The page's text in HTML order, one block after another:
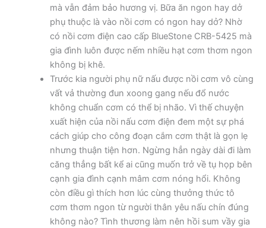
mà vẫn đảm bảo hương vị. Bữa ăn ngon hay dở
phụ thuộc là vào nồi cơm có ngon hay dở? Nhờ
có nồi cơm điện cao cấp BlueStone CRB-5425 mà
gia đình luôn được nếm nhiều hạt cơm thơm ngon
không bị khê.
Trước kia người phụ nữ nấu được nồi cơm vô cùng
vất vả thường đun xoong gang nếu đổ nước
không chuẩn cơm có thể bị nhão. Vì thế chuyện
xuất hiện của nồi nấu cơm điện đem một sự phá
cách giúp cho công đoạn cắm cơm thật là gọn lẹ
nhưng thuận tiện hơn. Ngừng hẳn ngày dài đi làm
căng thẳng bất kể ai cũng muốn trở về tụ họp bên
cạnh gia đình cạnh mâm cơm nóng hổi. Không
còn điều gì thích hơn lúc cùng thưởng thức tô
cơm thơm ngon từ người thân yêu nấu chín đúng
không nào? Tình thương làm nên hồi sum vầy gia